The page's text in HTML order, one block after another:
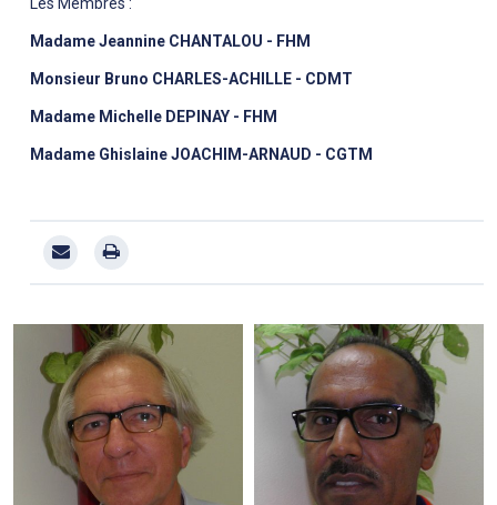
Les Membres :
Madame Jeannine CHANTALOU - FHM
Monsieur Bruno CHARLES-ACHILLE - CDMT
Madame Michelle DEPINAY - FHM
Madame Ghislaine JOACHIM-ARNAUD - CGTM